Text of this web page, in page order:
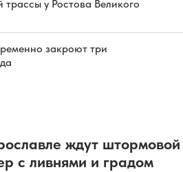
у Ростова Великого
закроют три
ждут штормовой
с ливнями и градом